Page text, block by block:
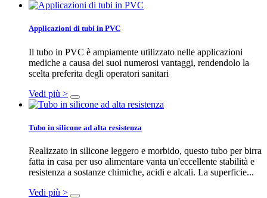
Applicazioni di tubi in PVC
Il tubo in PVC è ampiamente utilizzato nelle applicazioni
mediche a causa dei suoi numerosi vantaggi, rendendolo la
scelta preferita degli operatori sanitari
Vedi più >
Tubo in silicone ad alta resistenza
Realizzato in silicone leggero e morbido, questo tubo per birra
fatta in casa per uso alimentare vanta un'eccellente stabilità e
resistenza a sostanze chimiche, acidi e alcali. La superficie...
Vedi più >